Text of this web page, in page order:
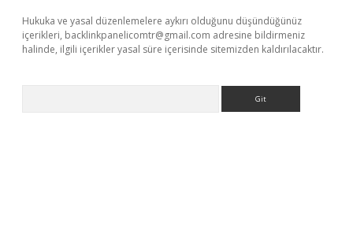
Hukuka ve yasal düzenlemelere aykırı olduğunu düşündüğünüz
içerikleri, backlinkpanelicomtr@gmail.com adresine bildirmeniz
halinde, ilgili içerikler yasal süre içerisinde sitemizden kaldırılacaktır.